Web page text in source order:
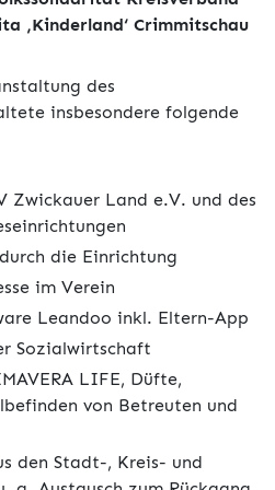
‚Kinderland‘ Crimmitschau
des
insbesondere folgende
Zwickauer Land e.V. und des
die Einrichtung
im Verein
Leandoo inkl. Eltern-App
Sozialwirtschaft
LIFE, Düfte,
von Betreuten und
den Stadt-, Kreis- und